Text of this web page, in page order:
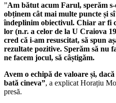
”Am bătut acum Farul, sperăm s-
obținem cât mai multe puncte și
îndeplinim obiectivul. Chiar ar fi
lor (n.r. a celor de la U Craiova
cred că i-am resuscitat, să spun
rezultate pozitive. Sperăm să nu
ne facem jocul, să câștigăm.
Avem o echipă de valoare și,
bată cineva”, a explicat Horațiu
presă.